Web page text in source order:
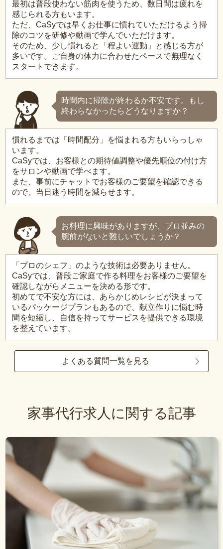
最初は普段使わない筋肉を使うため、数日間は疲れを
感じられる方もいます。
ただ、CaSyでは早くお仕事に慣れていただけるよう掃
除のコツを研修や動画で学んでいただけます。
そのため、少し慣れると「程よい運動」と感じる方が
多いです。ご自身の体力に合わせたペースで無理なく
スタートできます。
時間内に掃除が終わるか不安です。もし
終わらなかったらどうなりますか？
慣れるまでは「時間配分」を悩まれる方もいらっしゃ
います。
CaSyでは、お客様との期待値調整や優先順位の付け方
をサロンや動画で学べます。
また、事前にチャットでお客様のご要望を確認できる
ので、当日迷う時間を減らせます。
お料理に興味がありますが、プロ並みの
腕前がないと難しいでしょうか？
「プロのシェフ」のような技術は必要ありません。
CaSyでは、普段ご家庭で作る料理をお客様のご要望を
確認しながらメニューを決める形です。
初めてで不安な方には、あらかじめレシピが決まって
いるパッケージプランもあるので、献立作りに悩む時
間を短縮し、自信を持ってサービスを提供できる環境
を整えています。
よくある質問一覧を見る
家事代行求人に関する記事